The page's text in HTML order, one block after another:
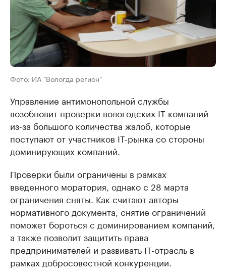
Фото: ИА "Вологда регион"
Управление антимонопольной службы
возобновит проверки вологодских IT-компаний
из-за большого количества жалоб, которые
поступают от участников IT-рынка со стороны
доминирующих компаний.
Проверки были ограничены в рамках
введенного моратория, однако с 28 марта
ограничения сняты. Как считают авторы
нормативного документа, снятие ограничений
поможет бороться с доминированием компаний,
а также позволит защитить права
предпринимателей и развивать IT-отрасль в
рамках добросовестной конкуренции.